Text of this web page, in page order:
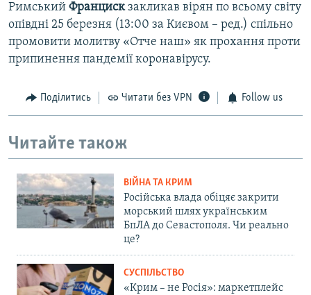
Римський Францискзакликав вірян по всьому світу
опівдні 25 березня (13:00 за Києвом – ред.) спільно
промовити молитву «Отче наш» як прохання проти
припинення пандемії коронавірусу.
Поділитись Читати без VPN Follow us
Читайте також
ВІЙНА ТА КРИМ
Російська влада обіцяє закрити
морський шлях українським
БпЛА до Севастополя. Чи реально
це?
СУСПІЛЬСТВО
«Крим – не Росія»: маркетплейс